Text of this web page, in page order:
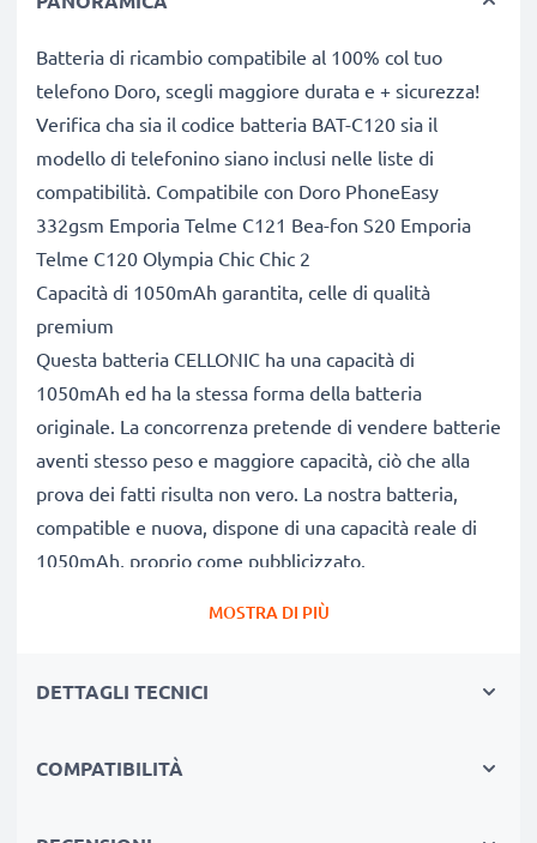
Batteria di ricambio compatibile al 100% col tuo
telefono Doro, scegli maggiore durata e + sicurezza!
Verifica cha sia il codice batteria BAT-C120 sia il
modello di telefonino siano inclusi nelle liste di
compatibilità. Compatibile con Doro PhoneEasy
332gsm Emporia Telme C121 Bea-fon S20 Emporia
Telme C120 Olympia Chic Chic 2
Capacità di 1050mAh garantita, celle di qualità
premium
Questa batteria CELLONIC ha una capacità di
1050mAh ed ha la stessa forma della batteria
originale. La concorrenza pretende di vendere batterie
aventi stesso peso e maggiore capacità, ciò che alla
prova dei fatti risulta non vero. La nostra batteria,
compatible e nuova, dispone di una capacità reale di
1050mAh, proprio come pubblicizzato.
continuamente altissime performance in termini di
superano quelle della vecchia batteria originale Doro
MOSTRA DI PIÙ
DETTAGLI TECNICI
COMPATIBILITÀ